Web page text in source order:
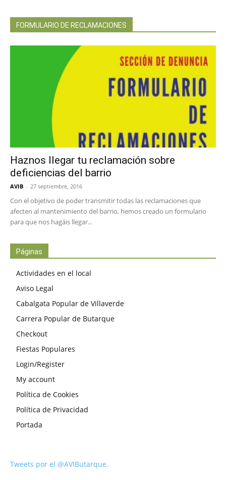
FORMULARIO DE RECLAMACIONES
Haznos llegar tu reclamación sobre
deficiencias del barrio
AVIB - 27 septiembre, 2016
Con el objetivo de poder transmitir todas las reclamaciones que
afecten al mantenimiento del barrio, hemos creado un formulario
para que nos hagáis llegar...
Páginas
Actividades en el local
Aviso Legal
Cabalgata Popular de Villaverde
Carrera Popular de Butarque
Checkout
Fiestas Populares
Login/Register
My account
Política de Cookies
Política de Privacidad
Portada
Tweets por el @AVIButarque.